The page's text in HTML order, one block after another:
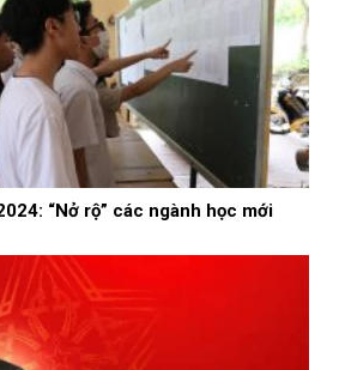
“Nở rộ” các ngành học mới